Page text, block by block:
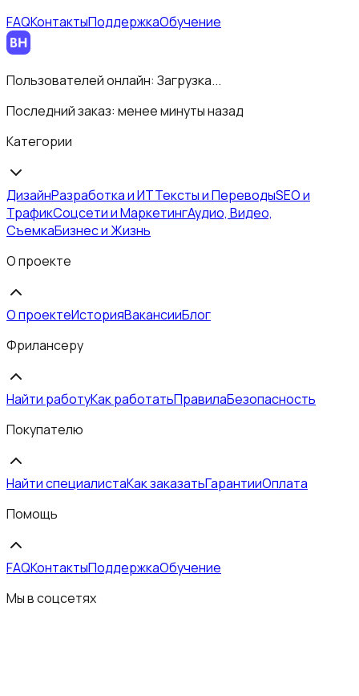
FAQКонтактыПоддержкаОбучение
Пользователей онлайн: Загрузка...
Последний заказ: менее минуты назад
Категории
ДизайнРазработка и ИТТексты и ПереводыSEO и
ТрафикСоцсети и МаркетингАудио, Видео,
СъемкаБизнес и Жизнь
О проекте
О проектеИсторияВакансииБлог
Фрилансеру
Найти работуКак работатьПравилаБезопасность
Покупателю
Найти специалистаКак заказатьГарантииОплата
Помощь
FAQКонтактыПоддержкаОбучение
Мы в соцсетях